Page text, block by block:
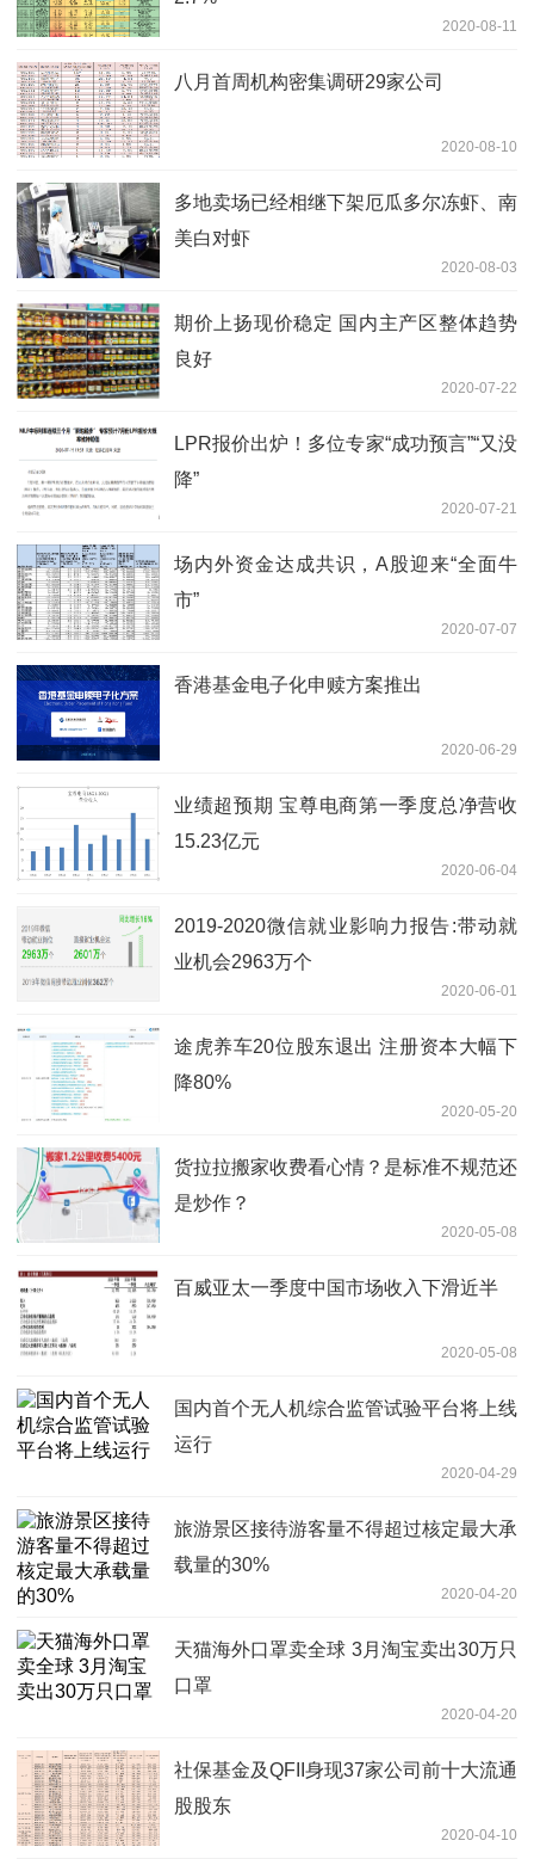
2020-08-11
八月首周机构密集调研29家公司
2020-08-10
多地卖场已经相继下架厄瓜多尔冻虾、南
美白对虾
2020-08-03
期价上扬现价稳定 国内主产区整体趋势
良好
2020-07-22
LPR报价出炉！多位专家“成功预言”“又没
降”
2020-07-21
场内外资金达成共识，A股迎来“全面牛
市”
2020-07-07
香港基金电子化申赎方案推出
2020-06-29
业绩超预期 宝尊电商第一季度总净营收
15.23亿元
2020-06-04
2019-2020微信就业影响力报告:带动就
业机会2963万个
2020-06-01
途虎养车20位股东退出 注册资本大幅下
降80%
2020-05-20
货拉拉搬家收费看心情？是标准不规范还
是炒作？
2020-05-08
百威亚太一季度中国市场收入下滑近半
2020-05-08
国内首个无人机综合监管试验平台将上线
运行
2020-04-29
旅游景区接待游客量不得超过核定最大承
载量的30%
2020-04-20
天猫海外口罩卖全球 3月淘宝卖出30万只
口罩
2020-04-20
社保基金及QFII身现37家公司前十大流通
股股东
2020-04-10